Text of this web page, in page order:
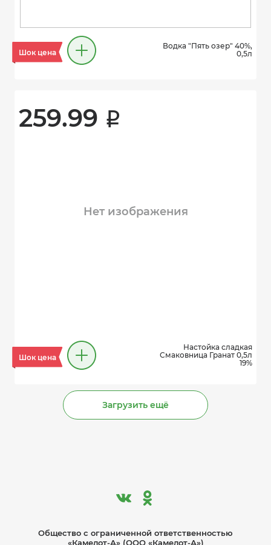
Шок цена
Водка "Пять озер" 40%,
0,5л
259.99 i
Нет изображения
Шок цена
Настойка сладкая
Смаковница Гранат 0,5л
19%
Загрузить ещё
Общество с ограниче­нной ответственностью
«Камелот-А» (ООО «Камелот-А»)